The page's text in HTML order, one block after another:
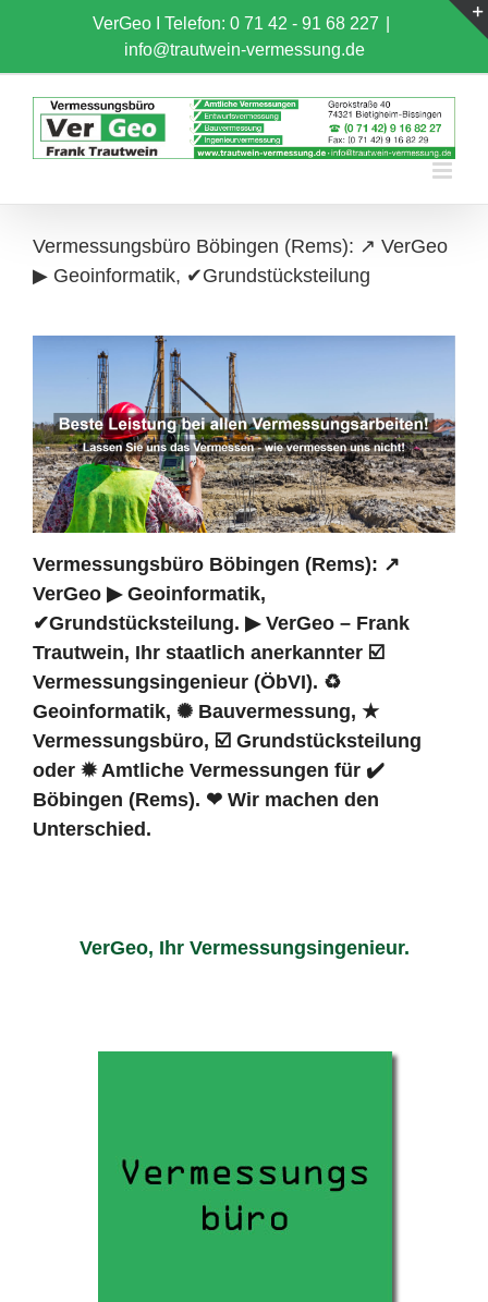
content
VerGeo I Telefon: 0 71 42 - 91 68 227
info@trautwein-vermessung.de
Vermessungsbüro Böbingen (Rems): ↗️ VerGeo
▶︎ Geoinformatik, ✔Grundstücksteilung
Vermessungsbüro Böbingen (Rems): ↗️
VerGeo ▶︎ Geoinformatik,
✔Grundstücksteilung. ▶︎ VerGeo – Frank
Trautwein, Ihr staatlich anerkannter ☑️
Vermessungsingenieur (ÖbVI). ♻
Geoinformatik, ✺ Bauvermessung, ★
Vermessungsbüro, ☑️ Grundstücksteilung
oder ✹ Amtliche Vermessungen für ✔️
Böbingen (Rems). ❤ Wir machen den
Unterschied.
VerGeo, Ihr Vermessungsingenieur.